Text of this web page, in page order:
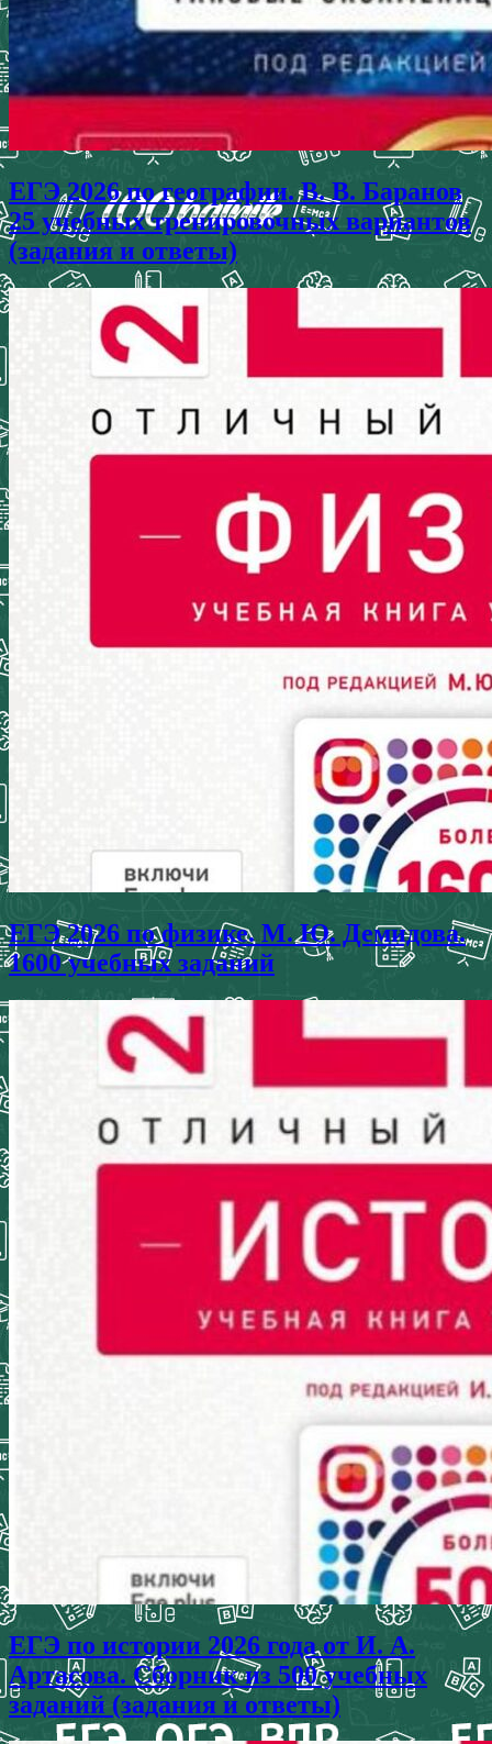
ЕГЭ 2026 по географии. В. В. Баранов
25 учебных тренировочных вариантов
(задания и ответы)
ЕГЭ 2026 по физике. М. Ю. Демидова.
1600 учебных заданий
ЕГЭ по истории 2026 года от И. А.
Артасова. Сборник из 500 учебных
заданий (задания и ответы)